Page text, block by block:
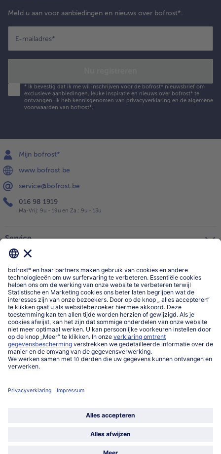
Meld u aan voor aanbiedingen en nieuws over bofrost*.
E-mailadres*
* Ik bevestig dat ik me wil inschrijven voor de bofrost* nieuwsbrief om
exclusieve aanbiedingen, leuke inspiratie en nieuws over bofrost* te
ontvangen. Ik heb kennisgenomen van privacyverklaring en de algemene
voorwaarden van bofrost*.
Mijn bofrost*
www.bofrost.be
service@bofrost.be
016 98 1919
Ma-Vrij: 9u - 19u en Za.: 9u - 13u
Service
Categorieën
Land / Taal selecteren